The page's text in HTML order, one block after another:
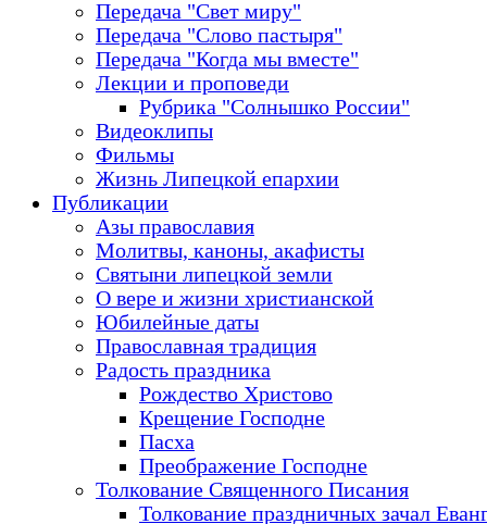
Передача "Свет миру"
Передача "Слово пастыря"
Передача "Когда мы вместе"
Лекции и проповеди
Рубрика "Солнышко России"
Видеоклипы
Фильмы
Жизнь Липецкой епархии
Публикации
Азы православия
Молитвы, каноны, акафисты
Святыни липецкой земли
О вере и жизни христианской
Юбилейные даты
Православная традиция
Радость праздника
Рождество Христово
Крещение Господне
Пасха
Преображение Господне
Толкование Священного Писания
Толкование праздничных зачал